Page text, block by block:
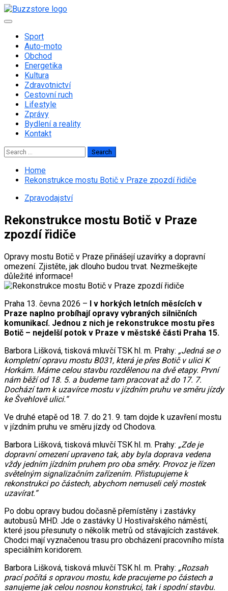
Skip
to
Primary
Sport
Auto-moto
Obchod
Energetika
Kultura
Zdravotnictví
Cestovní ruch
Lifestyle
Zprávy
Bydlení a reality
Kontakt
Search
for:
Home
Rekonstrukce mostu Botič v Praze zpozdí řidiče
Zpravodajství
Rekonstrukce mostu Botič v Praze
zpozdí řidiče
Opravy mostu Botič v Praze přinášejí uzavírky a dopravní
omezení. Zjistěte, jak dlouho budou trvat. Nezmeškejte
důležité informace!
Praha 13. čevna 2026 – I v horkých letních měsících v
Praze naplno probíhají opravy vybraných silničních
komunikací. Jednou z nich je rekonstrukce mostu přes
Botič – nejdelší potok v Praze v městské části Praha 15.
Barbora Lišková, tisková mluvčí TSK hl. m. Prahy: „Jedná se o
kompletní opravu mostu B031, která je přes Botič v ulici K
Horkám. Máme celou stavbu rozdělenou na dvě etapy. První
nám běží od 18. 5. a budeme tam pracovat až do 17. 7.
Dochází tam k uzavírce mostu v jízdním pruhu ve směru jízdy
ke Švehlově ulici.“
Ve druhé etapě od 18. 7. do 21. 9. tam dojde k uzavření mostu
v jízdním pruhu ve směru jízdy od Chodova.
Barbora Lišková, tisková mluvčí TSK hl. m. Prahy: „Zde je
dopravní omezení upraveno tak, aby byla doprava vedena
vždy jedním jízdním pruhem pro oba směry. Provoz je řízen
světelným signalizačním zařízením. Přistupujeme k
rekonstrukci po částech, abychom nemuseli celý mostek
uzavírat.“
Po dobu opravy budou dočasně přemístěny i zastávky
autobusů MHD. Jde o zastávky U Hostivařského náměstí,
které jsou přesunuty o několik metrů od stávajících zastávek.
Chodci mají vyznačenou trasu pro obcházení pracovního místa
speciálním koridorem.
Barbora Lišková, tisková mluvčí TSK hl. m. Prahy: „Rozsah
prací počítá s opravou mostu, kde pracujeme po částech a
sanujeme jak celou nosnou konstrukci, tak i spodní stavbu.